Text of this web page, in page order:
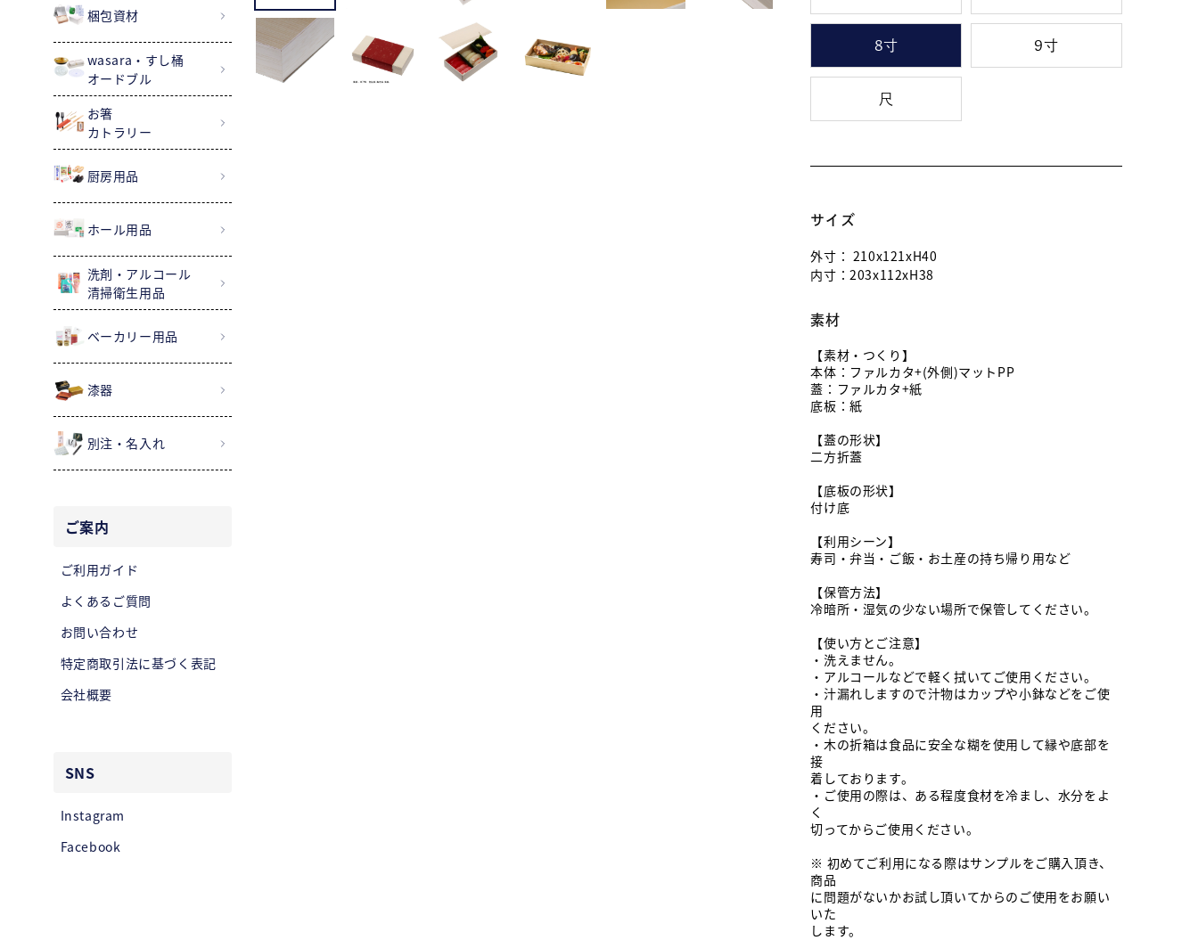
梱包資材
wasara・すし桶
オードブル
お箸
カトラリー
厨房用品
ホール用品
洗剤・アルコール
清掃衛生用品
ベーカリー用品
漆器
別注・名入れ
ご案内
ご利用ガイド
よくあるご質問
お問い合わせ
特定商取引法に基づく表記
会社概要
SNS
Instagram
Facebook
8寸 9寸
尺
サイズ
外寸： 210x121xH40
内寸：203x112xH38
素材
【素材・つくり】
本体：ファルカタ+(外側)マットPP
蓋：ファルカタ+紙
底板：紙
【蓋の形状】
二方折蓋
【底板の形状】
付け底
【利用シーン】
寿司・弁当・ご飯・お土産の持ち帰り用など
【保管方法】
冷暗所・湿気の少ない場所で保管してください。
【使い方とご注意】
・洗えません。
・アルコールなどで軽く拭いてご使用ください。
・汁漏れしますので汁物はカップや小鉢などをご使
用
ください。
・木の折箱は食品に安全な糊を使用して縁や底部を
接
着しております。
・ご使用の際は、ある程度食材を冷まし、水分をよ
く
切ってからご使用ください。
※ 初めてご利用になる際はサンプルをご購入頂き、
商品
に問題がないかお試し頂いてからのご使用をお願い
いた
します。